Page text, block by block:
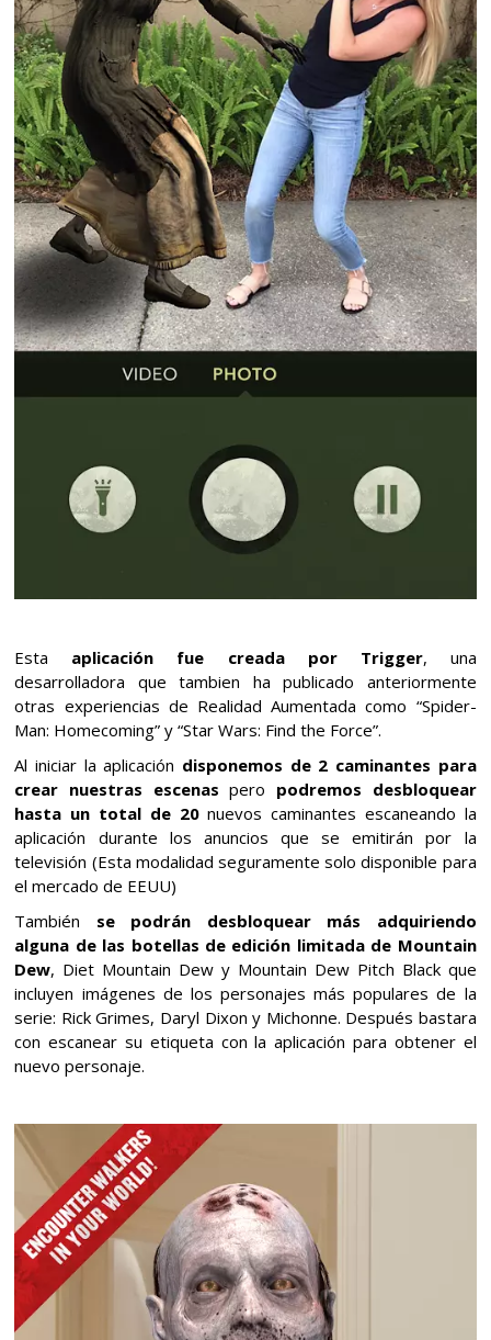
Esta aplicación fue creada por Trigger, una
desarrolladora que tambien ha publicado anteriormente
otras experiencias de Realidad Aumentada como “Spider-
Man: Homecoming” y “Star Wars: Find the Force”.
Al iniciar la aplicación disponemos de 2 caminantes para
crear nuestras escenas pero podremos desbloquear
hasta un total de 20nuevos caminantes escaneando la
aplicación durante los anuncios que se emitirán por la
televisión (Esta modalidad seguramente solo disponible para
el mercado de EEUU)
También se podrán desbloquear más adquiriendo
alguna de las botellas de edición limitada de Mountain
Dew, Diet Mountain Dew y Mountain Dew Pitch Black que
incluyen imágenes de los personajes más populares de la
serie: Rick Grimes, Daryl Dixon y Michonne. Después bastara
con escanear su etiqueta con la aplicación para obtener el
nuevo personaje.